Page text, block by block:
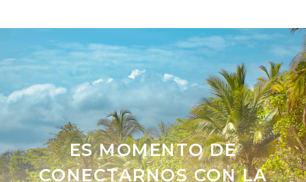
ES MOMENTO DE
CONECTARNOS CON LA